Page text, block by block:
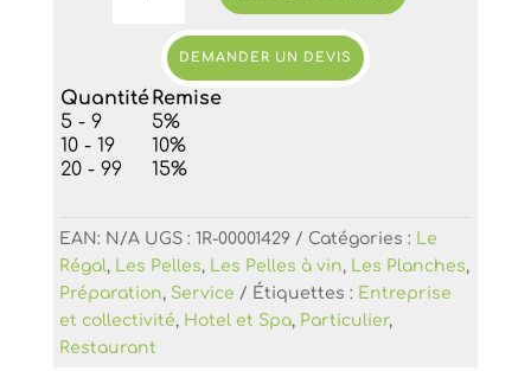
cocktail
bois
La
goutte
DEMANDER UN DEVIS
QuantitéRemise
5 - 9
5%
10 - 19
10%
20 - 99
15%
EAN: N/A UGS : 1R-00001429 Catégories : Le
Régal, Les Pelles, Les Pelles à vin, Les Planches,
Préparation, Service Étiquettes : Entreprise
et collectivité, Hotel et Spa, Particulier,
Restaurant